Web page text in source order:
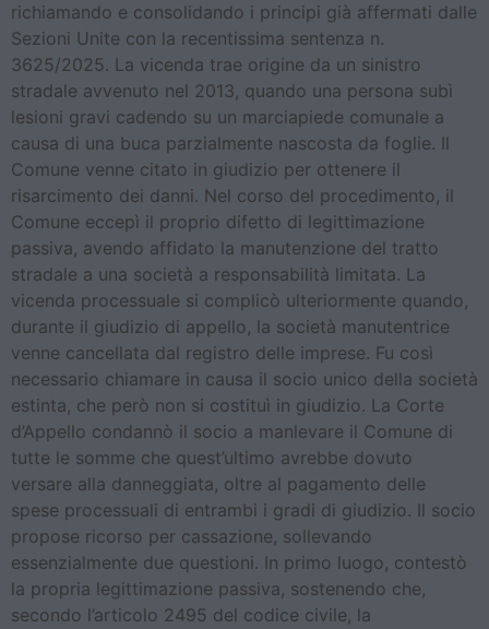
richiamando e consolidando i principi già affermati dalle
Sezioni Unite con la recentissima sentenza n.
3625/2025. La vicenda trae origine da un sinistro
stradale avvenuto nel 2013, quando una persona subì
lesioni gravi cadendo su un marciapiede comunale a
causa di una buca parzialmente nascosta da foglie. Il
Comune venne citato in giudizio per ottenere il
risarcimento dei danni. Nel corso del procedimento, il
Comune eccepì il proprio difetto di legittimazione
passiva, avendo affidato la manutenzione del tratto
stradale a una società a responsabilità limitata. La
vicenda processuale si complicò ulteriormente quando,
durante il giudizio di appello, la società manutentrice
venne cancellata dal registro delle imprese. Fu così
necessario chiamare in causa il socio unico della società
estinta, che però non si costituì in giudizio. La Corte
d’Appello condannò il socio a manlevare il Comune di
tutte le somme che quest’ultimo avrebbe dovuto
versare alla danneggiata, oltre al pagamento delle
spese processuali di entrambi i gradi di giudizio. Il socio
propose ricorso per cassazione, sollevando
essenzialmente due questioni. In primo luogo, contestò
la propria legittimazione passiva, sostenendo che,
secondo l’articolo 2495 del codice civile, la